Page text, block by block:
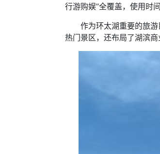
行游购娱”全覆盖，使用时
作为环太湖重要的旅游
热门景区，还布局了湖滨